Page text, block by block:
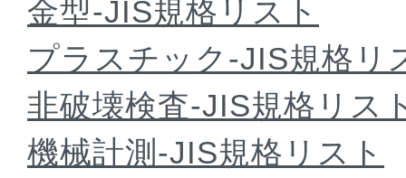
金型-JIS規格リスト
プラスチック-JIS規格リ
非破壊検査-JIS規格リス
機械計測-JIS規格リスト